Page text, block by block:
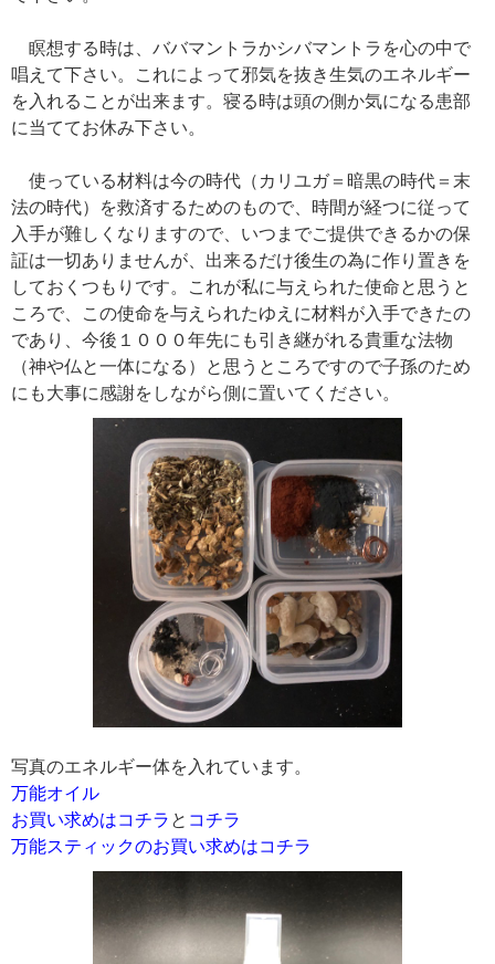
瞑想する時は、ババマントラかシバマントラを心の中で
唱えて下さい。これによって邪気を抜き生気のエネルギー
を入れることが出来ます。寝る時は頭の側か気になる患部
に当ててお休み下さい。
使っている材料は今の時代（カリユガ＝暗黒の時代＝末
法の時代）を救済するためのもので、時間が経つに従って
入手が難しくなりますので、いつまでご提供できるかの保
証は一切ありませんが、出来るだけ後生の為に作り置きを
しておくつもりです。これが私に与えられた使命と思うと
ころで、この使命を与えられたゆえに材料が入手できたの
であり、今後１０００年先にも引き継がれる貴重な法物
（神や仏と一体になる）と思うところですので子孫のため
にも大事に感謝をしながら側に置いてください。
写真のエネルギー体を入れています。
万能オイル
お買い求めはコチラ と コチラ
万能スティックのお買い求めはコチラ